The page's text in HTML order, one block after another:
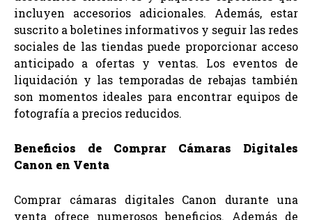
incluyen accesorios adicionales. Además, estar
suscrito a boletines informativos y seguir las redes
sociales de las tiendas puede proporcionar acceso
anticipado a ofertas y ventas. Los eventos de
liquidación y las temporadas de rebajas también
son momentos ideales para encontrar equipos de
fotografía a precios reducidos.
Beneficios de Comprar Cámaras Digitales
Canon en Venta
Comprar cámaras digitales Canon durante una
venta ofrece numerosos beneficios. Además de